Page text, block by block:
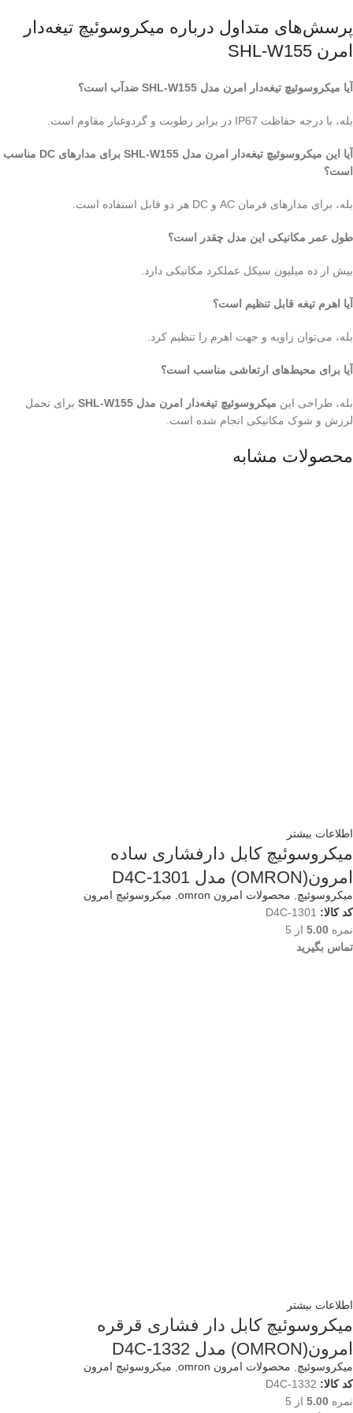
پرسش‌های متداول درباره میکروسوئیچ تیغه‌دار
امرن SHL-W155
آیا میکروسوئیچ تیغه‌دار امرن مدل SHL-W155 ضدآب است؟
بله، با درجه حفاظت IP67 در برابر رطوبت و گردوغبار مقاوم است.
آیا این میکروسوئیچ تیغه‌دار امرن مدل SHL-W155 برای مدارهای DC مناسب
است؟
بله، برای مدارهای فرمان AC و DC هر دو قابل استفاده است.
طول عمر مکانیکی این مدل چقدر است؟
بیش از ده میلیون سیکل عملکرد مکانیکی دارد.
آیا اهرم تیغه قابل تنظیم است؟
بله، می‌توان زاویه و جهت اهرم را تنظیم کرد.
آیا برای محیط‌های ارتعاشی مناسب است؟
بله، طراحی این میکروسوئیچ تیغه‌دار امرن مدل SHL-W155
برای تحمل
لرزش و شوک مکانیکی انجام شده است.
محصولات مشابه
اطلاعات بیشتر
میکروسوئیچ کابل دارفشاری ساده
امرون(OMRON) مدل D4C-1301
میکروسوئیچ محصولات امرون omron
میکروسوئیچ امرون
کد کالا: D4C-1301
نمره 5.00 از 5
تماس بگیرید
اطلاعات بیشتر
میکروسوئیچ کابل دار فشاری قرقره
امرون(OMRON) مدل D4C-1332
میکروسوئیچ محصولات امرون omron
میکروسوئیچ امرون
کد کالا: D4C-1332
نمره 5.00 از 5